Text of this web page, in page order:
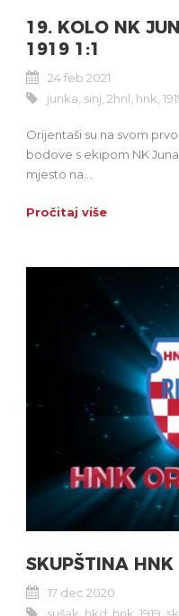
19. KOLO NK
1919 1:1
24 feb 2021
junka sinj 2hnl hnk
Orijentaši su na svom
bodove s ekipom NK
mjesto na...
Pročitaj više
SKUPŠTINA
17 dec 2020
sušak hkd hnk 1919